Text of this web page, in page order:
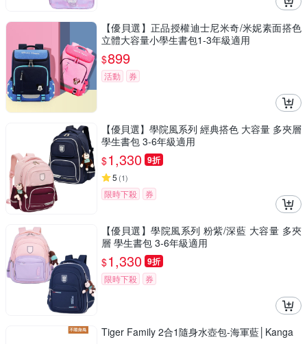
【優貝選】正品授權迪士尼米奇/米妮素面搭色
立體大容量小學生書包1-3年級適用
$899
活動 券
【優貝選】學院風系列 經典搭色 大容量 多夾層
學生書包 3-6年級適用
$1,330 9折
5 (1)
限時下殺 券
【優貝選】學院風系列 粉紫/深藍 大容量 多夾
層 學生書包 3-6年級適用
$1,330 9折
限時下殺 券
Tiger Family 2合1隨身水壺包-海軍藍│Kanga